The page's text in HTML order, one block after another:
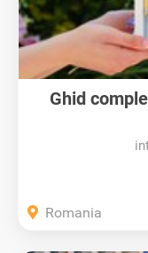
Ghid
Romania